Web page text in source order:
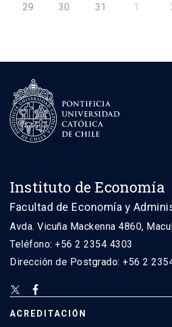
29 30 31 1
Instituto de Economía
Facultad de Economía y
Avda. Vicuña Mackenna 4860,
Teléfono: +56 2 2354 4303
Dirección de Postgrado: +56 2
ACREDITACIÓN